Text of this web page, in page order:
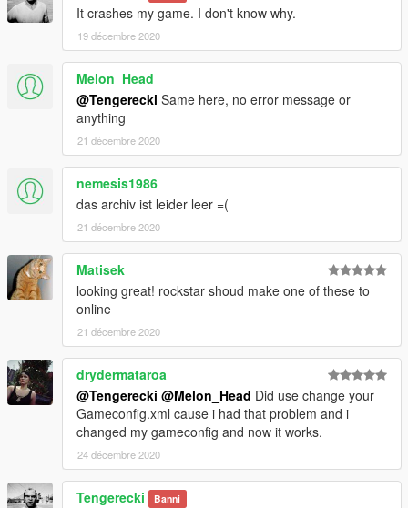
It crashes my game. I don't know why.
19 décembre 2020
Melon_Head
@Tengerecki Same here, no error message or
anything
21 décembre 2020
nemesis1986
das archiv ist leider leer =(
21 décembre 2020
Matisek
looking great! rockstar shoud make one of these to
online
21 décembre 2020
drydermataroa
@Tengerecki @Melon_Head Did use change your
Gameconfig.xml cause i had that problem and i
changed my gameconfig and now it works.
24 décembre 2020
Tengerecki Banni